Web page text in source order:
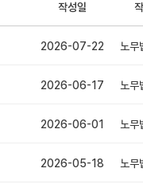
작성일
2026-07-22 노무
2026-06-17 노무
2026-06-01 노무
2026-05-18 노무